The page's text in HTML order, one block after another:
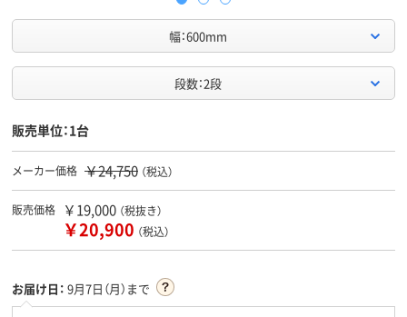
幅：600mm
段数：2段
販売単位：1台
メーカー価格 ￥24,750 （税込）
販売価格 ￥19,000 （税抜き）
￥20,900 （税込）
お届け日： 9月7日（月）まで